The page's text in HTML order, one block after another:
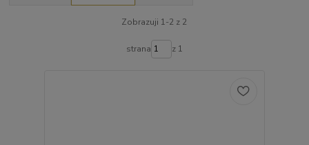
Zobrazuji 1-2 z 2
strana z 1